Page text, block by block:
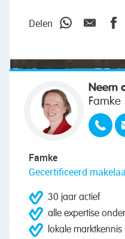
Delen
Neem
Famke
Famke
Gecertificeerd
30 jaar actief
alle expertise
lokale marktkennis